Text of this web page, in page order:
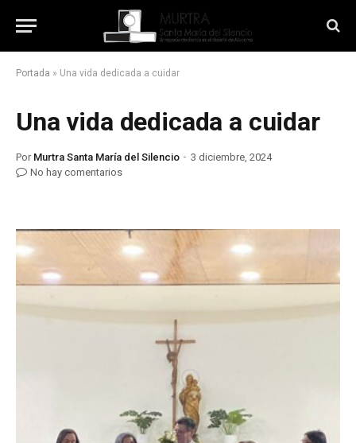
Portada » Una vida dedicada a cuidar
Una vida dedicada a cuidar
Por Murtra Santa María del Silencio
3 diciembre, 2024
No hay comentarios